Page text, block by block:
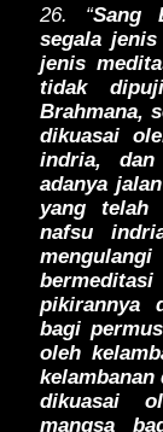
26. “Sang
segala
jenis
tidak
Brahmana,
dikuasai
indria, dan
adanya
yang telah
nafsu
pikirannya
bagi
oleh
dikuasai
mangsa